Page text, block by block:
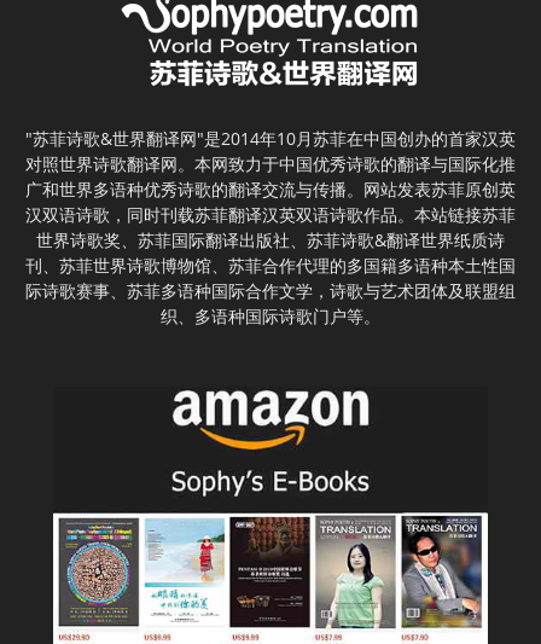
"苏菲诗歌&世界翻译网"是2014年10月苏菲在中国创办的首家汉英
对照世界诗歌翻译网。本网致力于中国优秀诗歌的翻译与国际化推
广和世界多语种优秀诗歌的翻译交流与传播。网站发表苏菲原创英
汉双语诗歌，同时刊载苏菲翻译汉英双语诗歌作品。本站链接苏菲
世界诗歌奖、苏菲国际翻译出版社、苏菲诗歌&翻译世界纸质诗
刊、苏菲世界诗歌博物馆、苏菲合作代理的多国籍多语种本土性国
际诗歌赛事、苏菲多语种国际合作文学，诗歌与艺术团体及联盟组
织、多语种国际诗歌门户等。